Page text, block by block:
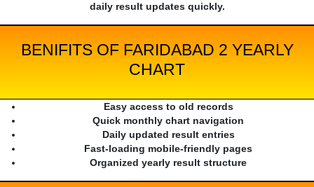
daily result updates quickly.
BENIFITS OF FARIDABAD 2 YEARLY
CHART
Easy access to old records
Quick monthly chart navigation
Daily updated result entries
Fast-loading mobile-friendly pages
Organized yearly result structure